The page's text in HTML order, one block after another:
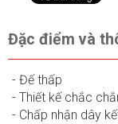
Đặc điểm và
- Đế thấp
- Thiết kế chắc
- Chấp nhận dây